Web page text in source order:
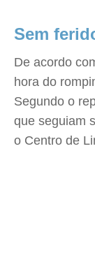
Sem
De acordo
hora do
Segundo o
que seguiam
o Centro de